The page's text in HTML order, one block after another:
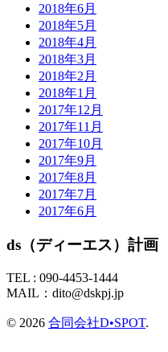
2018年6月
2018年5月
2018年4月
2018年3月
2018年2月
2018年1月
2017年12月
2017年11月
2017年10月
2017年9月
2017年8月
2017年7月
2017年6月
ds（ディーエス）計画
TEL : 090-4453-1444
MAIL： dito@dskpj.jp
© 2026 合同会社D•SPOT.